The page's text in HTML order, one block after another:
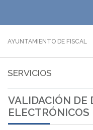
AYUNTAMIENTO DE FISCAL
SERVICIOS
VALIDACIÓN DE
ELECTRÓNICOS